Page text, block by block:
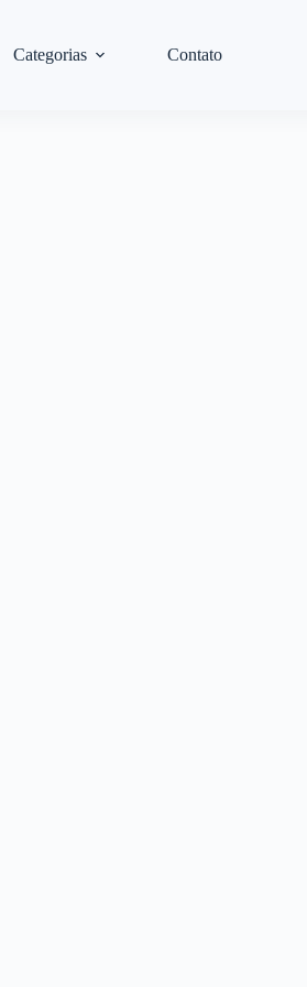
Categorias Contato